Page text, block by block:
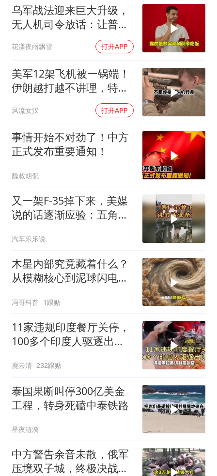
乌军战法迎来巨大升级，
无人机司令放话：让普京
花漾夜雨飘雪 打开APP
美军12架飞机被一锅端！
伊朗越打越不讲理，特朗
风流女汉 打开APP
事情开始不对劲了！中方
正式发布重要通知！
魏叔胡侃
又一架F-35掉下来，美媒
说的话逐渐应验：五角大
汽车乐乐说
木星内部究竟藏着什么？
从模糊核心到泥球闪电，
冯哥科普 1跟贴
11家违规印度餐厅关停，
100多个印度人驱逐出
鹿云清 232跟贴
泰国果断叫停300亿美金
工程，转身死磕中泰铁路
星夜涟漪
中方警告余音未散，俄军
压境双子城，终极决战开